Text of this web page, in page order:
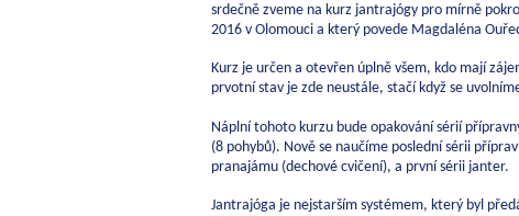
srdečně zveme na kurz jantrajógy pro mírně
2016 v Olomouci a který povede Magdaléna
Kurz je určen a otevřen úplně všem, kdo mají
prvotní stav je zde neustále, stačí když se
Náplní tohoto kurzu bude opakování sérií
(8 pohybů). Nově se naučíme poslední sérii
pranajámu (dechové cvičení), a první sérii janter.
Jantrajóga je nejstarším systémem, který byl